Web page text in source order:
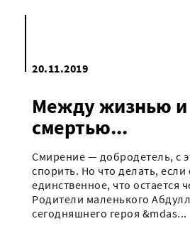
20.11.2019
Между жизнью и
смертью...
Смирение — добродетель, с
спорить. Но что делать,
единственное, что остается
Родители маленького
сегодняшнего героя &mdas...